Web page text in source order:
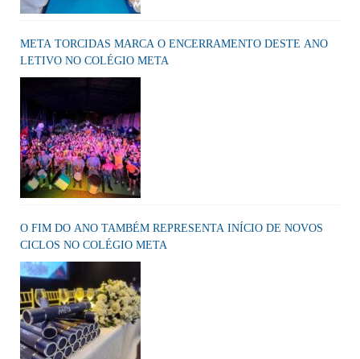
META TORCIDAS MARCA O ENCERRAMENTO DESTE ANO
LETIVO NO COLÉGIO META
O FIM DO ANO TAMBÉM REPRESENTA INÍCIO DE NOVOS
CICLOS NO COLÉGIO META